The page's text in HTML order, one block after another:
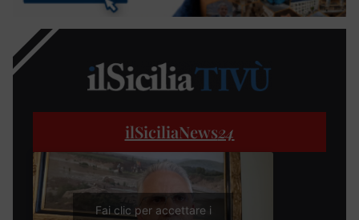
ilSiciliaNews24
Fai clic per accettare i